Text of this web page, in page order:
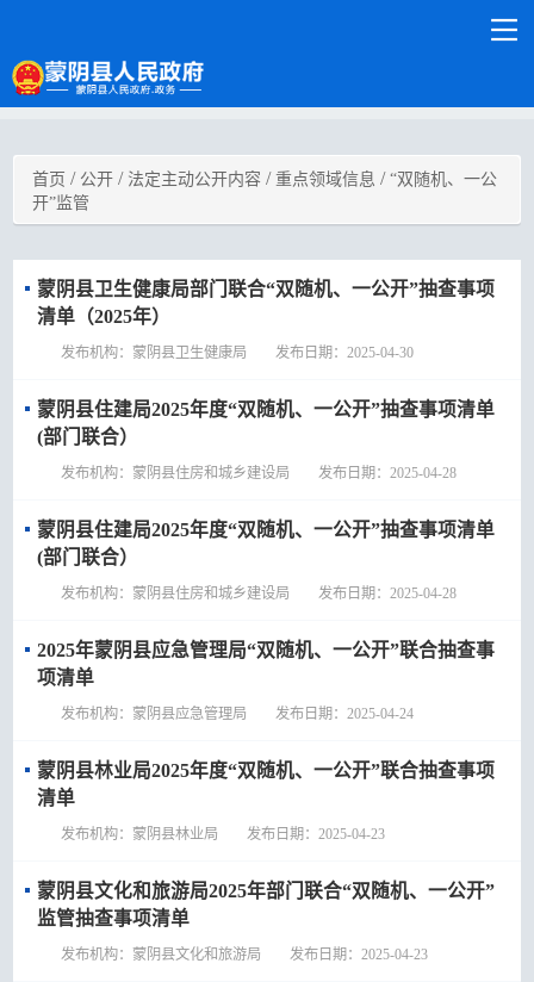
首页 / 公开 / 法定主动公开内容 /重点领域信息 /“双随机、一公
开”监管
蒙阴县卫生健康局部门联合“双随机、一公开”抽查事项
清单（2025年）
发布机构：蒙阴县卫生健康局 发布日期：2025-04-30
蒙阴县住建局2025年度“双随机、一公开”抽查事项清单
(部门联合）
发布机构：蒙阴县住房和城乡建设局 发布日期：2025-04-28
蒙阴县住建局2025年度“双随机、一公开”抽查事项清单
(部门联合）
发布机构：蒙阴县住房和城乡建设局 发布日期：2025-04-28
2025年蒙阴县应急管理局“双随机、一公开”联合抽查事
项清单
发布机构：蒙阴县应急管理局 发布日期：2025-04-24
蒙阴县林业局2025年度“双随机、一公开”联合抽查事项
清单
发布机构：蒙阴县林业局 发布日期：2025-04-23
蒙阴县文化和旅游局2025年部门联合“双随机、一公开”
监管抽查事项清单
发布机构：蒙阴县文化和旅游局 发布日期：2025-04-23